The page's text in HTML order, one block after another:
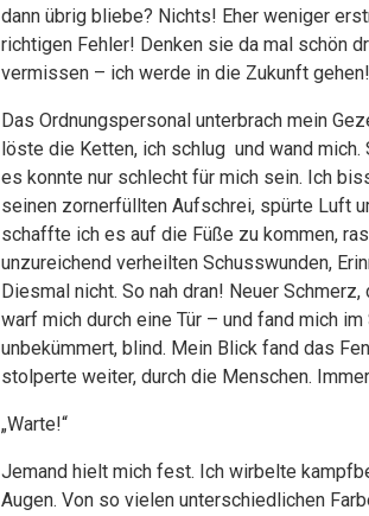
dann übrig bliebe? Nichts! Eher weniger
richtigen Fehler! Denken sie da mal schön
vermissen – ich werde in die Zukunft
Das Ordnungspersonal unterbrach mein
löste die Ketten, ich schlug und wand
es konnte nur schlecht für mich sein. Ich
seinen zornerfüllten Aufschrei, spürte Luft
schaffte ich es auf die Füße zu kommen,
unzureichend verheilten Schusswunden,
Diesmal nicht. So nah dran! Neuer
warf mich durch eine Tür – und fand mich
unbekümmert, blind. Mein Blick fand das
stolperte weiter, durch die Menschen.
„Warte!“
Jemand hielt mich fest. Ich wirbelte
Augen. Von so vielen unterschiedlichen